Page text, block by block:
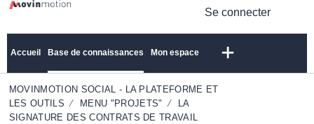
Se connecter
Accueil Base de connaissances Mon espace
MOVINMOTION SOCIAL - LA PLATEFORME ET
LES OUTILS
MENU "PROJETS"
LA
SIGNATURE DES CONTRATS DE TRAVAIL